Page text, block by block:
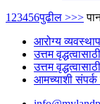
1 23456पुढील >>>
आरोग्य
उत्तम
उत्तम
आमच्याशी संपर्क